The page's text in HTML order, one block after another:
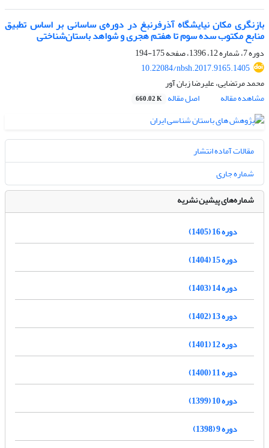
بازنگری مکان نیایشگاه آذرفرنبغ در دوره‌ی ساسانی بر اساس تطبیق
منابع مکتوب سده سوم تا هفتم هجری و شواهد باستان‌شناختی
دوره 7، شماره 12، 1396، صفحه
175-194
10.22084/nbsh.2017.9165.1405
محمد مرتضایی، علیرضا زبان آور
مشاهده مقاله
اصل مقاله 660.02 K
مقالات آماده انتشار
شماره جاری
شماره‌های پیشین نشریه
دوره 16 (1405)
دوره 15 (1404)
دوره 14 (1403)
دوره 13 (1402)
دوره 12 (1401)
دوره 11 (1400)
دوره 10 (1399)
دوره 9 (1398)